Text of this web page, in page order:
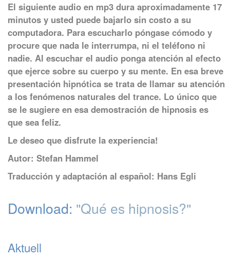
El siguiente audio en mp3 dura aproximadamente 17
minutos y usted puede bajarlo sin costo a su
computadora. Para escucharlo póngase cómodo y
procure que nada le interrumpa, ni el teléfono ni
nadie. Al escuchar el audio ponga atención al efecto
que ejerce sobre su cuerpo y su mente. En esa breve
presentación hipnótica se trata de llamar su atención
a los fenómenos naturales del trance. Lo único que
se le sugiere en esa demostración de hipnosis es
que sea feliz.
Le deseo que disfrute la experiencia!
Autor: Stefan Hammel
Traducción y adaptación al español: Hans Egli
Download: "Qué es hipnosis?"
Aktuell